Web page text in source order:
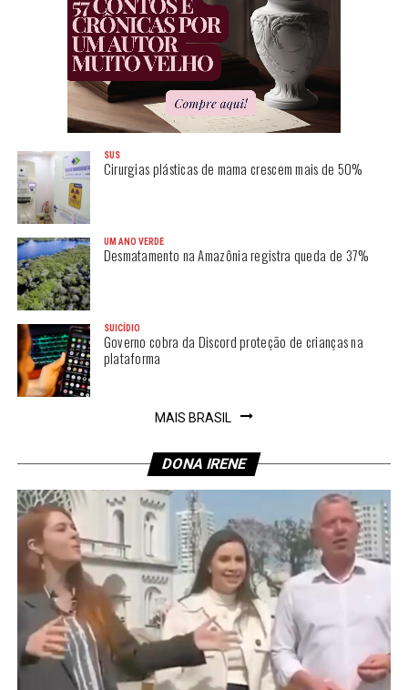
SUS
Cirurgias plásticas de mama crescem mais de 50%
UM ANO VERDE
Desmatamento na Amazônia registra queda de 37%
SUICÍDIO
Governo cobra da Discord proteção de crianças na
plataforma
MAIS BRASIL
DONA IRENE